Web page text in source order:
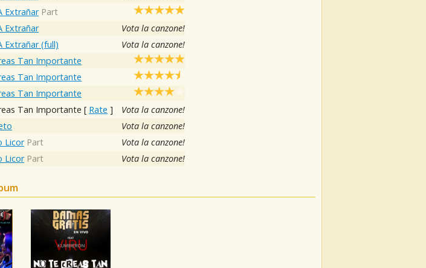
Extrañar Part
Extrañar Vota la canzone!
Extrañar (full) Vota la canzone!
Tan Importante
Tan Importante
Tan Importante
Tan Importante [ Rate ] Vota la canzone!
Vota la canzone!
Licor Part Vota la canzone!
Licor Part Vota la canzone!